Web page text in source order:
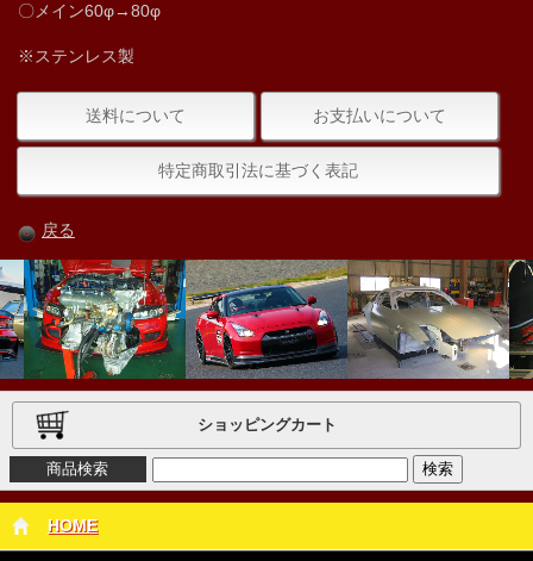
〇メイン60φ→80φ
※ステンレス製
送料について お支払いについて
特定商取引法に基づく表記
戻る
ショッピングカート
商品検索
HOME